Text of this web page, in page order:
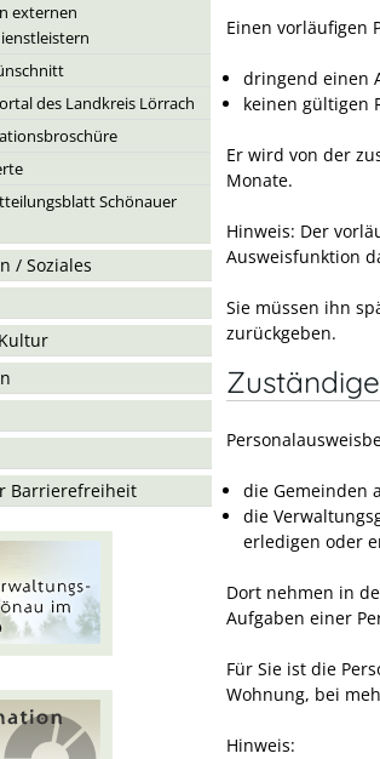
externen
des Landkreis Lörrach
Schönauer
/ Soziales
Barrierefreiheit
Einen vorläufigen
dringend einen
keinen gültigen
Er wird von der
Monate.
Hinweis: Der
Ausweisfunktion
Sie müssen ihn
zurückgeben.
die Gemeinden
die
erledigen oder
Dort nehmen in
Aufgaben einer
Für Sie ist die
Wohnung, bei
Hinweis: